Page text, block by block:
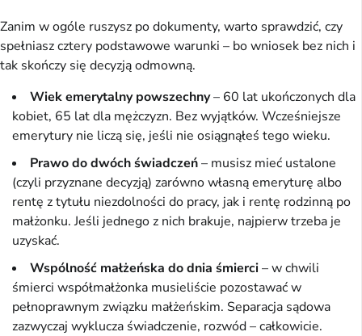
Zanim w ogóle ruszysz po dokumenty, warto sprawdzić, czy
spełniasz cztery podstawowe warunki – bo wniosek bez nich i
tak skończy się decyzją odmowną.
Wiek emerytalny powszechny– 60 lat ukończonych dla
kobiet, 65 lat dla mężczyzn. Bez wyjątków. Wcześniejsze
emerytury nie liczą się, jeśli nie osiągnąłeś tego wieku.
Prawo do dwóch świadczeń– musisz mieć ustalone
(czyli przyznane decyzją) zarówno własną emeryturę albo
rentę z tytułu niezdolności do pracy, jak i rentę rodzinną po
małżonku. Jeśli jednego z nich brakuje, najpierw trzeba je
uzyskać.
Wspólność małżeńska do dnia śmierci– w chwili
śmierci współmałżonka musieliście pozostawać w
pełnoprawnym związku małżeńskim. Separacja sądowa
zazwyczaj wyklucza świadczenie, rozwód – całkowicie.